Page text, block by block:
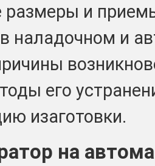
размеры и
наладочном и
его
изаготовки.
на